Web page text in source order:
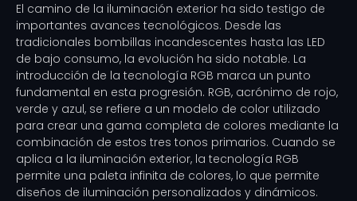
El camino de la iluminación exterior ha sido testigo de
importantes avances tecnológicos. Desde las
tradicionales bombillas incandescentes hasta las LED
de bajo consumo, la evolución ha sido notable. La
introducción de la tecnología RGB marca un punto
fundamental en esta progresión. RGB, acrónimo de rojo,
verde y azul, se refiere a un modelo de color utilizado
para crear una gama completa de colores mediante la
combinación de estos tres tonos primarios. Cuando se
aplica a la iluminación exterior, la tecnología RGB
permite una paleta infinita de colores, lo que permite
diseños de iluminación personalizados y dinámicos.